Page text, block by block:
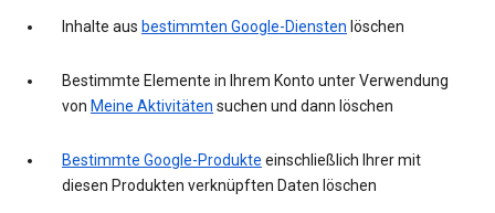
Inhalte aus bestimmten Google-Diensten löschen
Bestimmte Elemente in Ihrem Konto unter Verwendung
von Meine Aktivitäten suchen und dann löschen
Bestimmte Google-Produkte einschließlich Ihrer mit
diesen Produkten verknüpften Daten löschen